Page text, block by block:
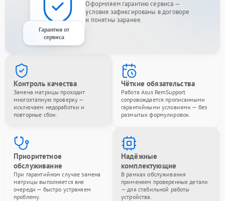
Гарантия от
сервиса
Оформляем гарантию сервиса —
условия зафиксированы в договоре
и понятны заранее.
Контроль качества
Замена матрицы проходит
многоэтапную проверку —
исключаем недоработки и
повторные сбои.
Чёткие обязательства
Работа Asus RemSupport
сопровождается прописанными
гарантийными условиями — без
размытых формулировок.
Приоритетное
обслуживание
При гарантийном случае замена
матрицы выполняется вне
очереди — быстро устраняем
проблему.
Надёжные
комплектующие
В рамках обслуживания
применяем проверенные детали
— для стабильной работы
устройства.